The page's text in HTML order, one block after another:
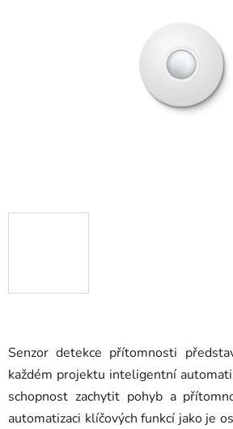
Senzor detekce přítomnosti
každém projektu inteligentní
schopnost zachytit pohyb a
automatizaci klíčových funkcí jako je